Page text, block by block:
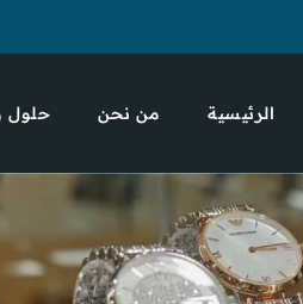
الرئيسية من نحن حلول